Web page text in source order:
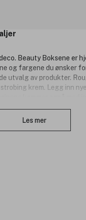
Beauty Boksene er
og fargene du ønsker
utvalg av produkter.
krem. Legg inn
Les mer